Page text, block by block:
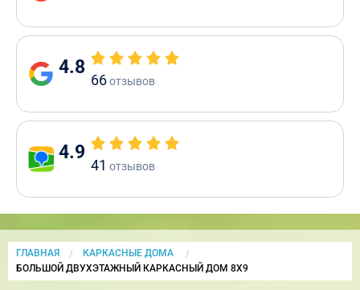
4.8
66отзывов
4.9
41 отзывов
ГЛАВНАЯ
КАРКАСНЫЕ ДОМА
CURRENT:
БОЛЬШОЙ ДВУХЭТАЖНЫЙ КАРКАСНЫЙ ДОМ 8Х9